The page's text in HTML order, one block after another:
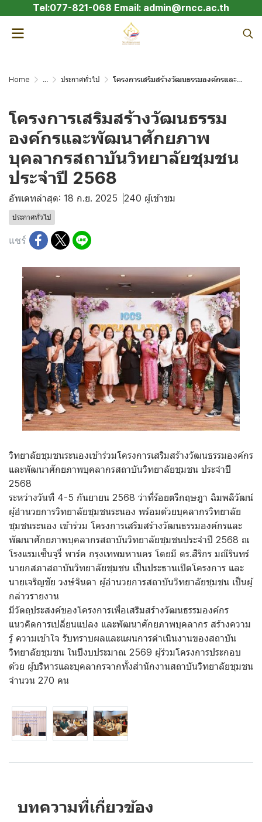
Tel:077-821-068 Email: admin@rncc.ac.th
Home ... ประกาศทั่วไป โครงการเสริมสร้างวัฒนธรรมองค์กรและพัฒนาศักยภาพบุคลากรสถาบันวิทยาลัยชุมชน ประจำปี 2568
โครงการเสริมสร้างวัฒนธรรม
องค์กรและพัฒนาศักยภาพ
บุคลากรสถาบันวิทยาลัยชุมชน
ประจำปี 2568
อัพเดทล่าสุด: 18 ก.ย. 2025 240 ผู้เข้าชม
ประกาศทั่วไป
แชร์
วิทยาลัยชุมชนระนองเข้าร่วมโครงการเสริมสร้างวัฒนธรรมองค์กร
และพัฒนาศักยภาพบุคลากรสถาบันวิทยาลัยชุมชน ประจำปี
2568
ระหว่างวันที่ 4-5 กันยายน 2568 ว่าที่ร้อยตรีกฤษฎา ฉิมพลีวัฒน์
ผู้อำนวยการวิทยาลัยชุมชนระนอง พร้อมด้วยบุคลากรวิทยาลัย
ชุมชนระนอง เข้าร่วม โครงการเสริมสร้างวัฒนธรรมองค์กรและ
พัฒนาศักยภาพบุคลากรสถาบันวิทยาลัยชุมชนประจำปี 2568 ณ
โรงแรมเซ็นจูรี่ พาร์ค กรุงเทพมหานคร โดยมี ดร.สิริกร มณีรินทร์
นายกสภาสถาบันวิทยาลัยชุมชน เป็นประธานเปิดโครงการ และ
นายเจริญชัย วงษ์จินดา ผู้อำนวยการสถาบันวิทยาลัยชุมชน เป็นผู้
กล่าวรายงาน
มีวัตถุประสงค์ของโครงการเพื่อเสริมสร้างวัฒนธรรมองค์กร
แนวคิดการเปลี่ยนแปลง และพัฒนาศักยภาพบุคลากร สร้างความ
รู้ ความเข้าใจ รับทราบผลและแผนการดำเนินงานของสถาบัน
วิทยาลัยชุมชน ในปีงบประมาณ 2569 ผู้ร่วมโครงการประกอบ
ด้วย ผู้บริหารและบุคลากรจากทั้งสำนักงานสถาบันวิทยาลัยชุมชน
จำนวน 270 คน
บทความที่เกี่ยวข้อง